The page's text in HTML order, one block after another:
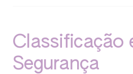
Classificação
Segurança